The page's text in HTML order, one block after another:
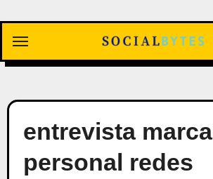
contenido
entrevista marca
personal redes